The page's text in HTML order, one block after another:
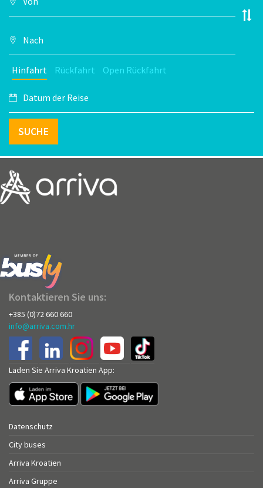
Hinfahrt Rückfahrt Open Rückfahrt
SUCHE
Kontaktieren Sie uns:
+385 (0)72 660 660
info@arriva.com.hr
Laden Sie Arriva Kroatien App:
Datenschutz
City buses
Arriva Kroatien
Arriva Gruppe